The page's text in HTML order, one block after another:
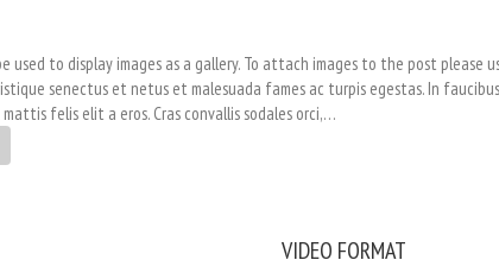
used to display images as a gallery. To attach images to the post please
senectus et netus et malesuada fames ac turpis egestas. In
felis elit a eros. Cras convallis sodales orci,…
VIDEO FORMAT